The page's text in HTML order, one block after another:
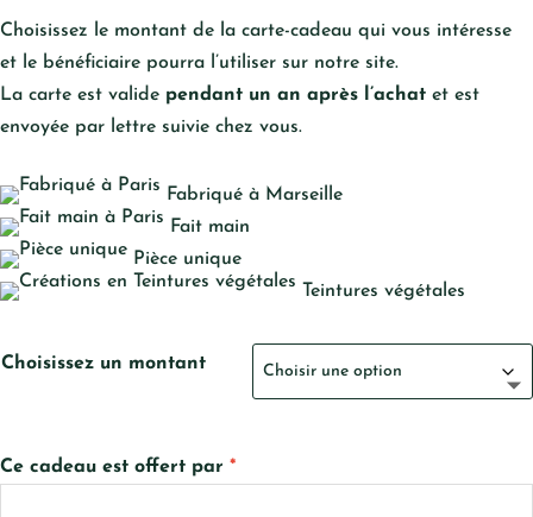
prix :
50,00€
à
200,00€
Choisissez le montant de la carte-cadeau qui vous intéresse
et le bénéficiaire pourra l’utiliser sur notre site.
La carte est valide pendant un an après l’achat et est
envoyée par lettre suivie chez vous.
Fabriqué à Marseille
Fait main
Pièce unique
Teintures végétales
Choisissez un montant
Ce cadeau est offert par *